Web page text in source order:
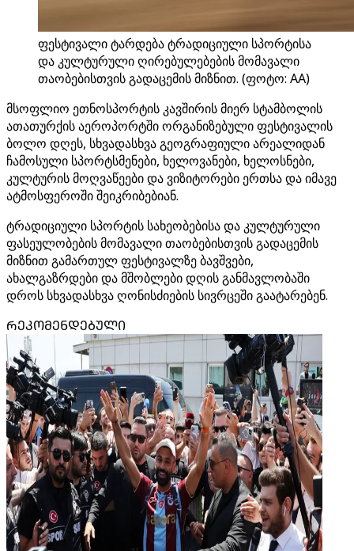
ფესტივალი ტარდება ტრადიციული სპორტისა
და კულტურული ღირებულებების მომავალი
თაობებისთვის გადაცემის მიზნით. (ფოტო: AA)
მსოფლიო ეთნოსპორტის კავშირის მიერ სტამბოლის
ათათურქის აეროპორტში ორგანიზებული ფესტივალის
ბოლო დღეს, სხვადასხვა გეოგრაფიული არეალიდან
ჩამოსული სპორტსმენები, ხელოვანები, ხელოსნები,
კულტურის მოღვაწეები და ვიზიტორები ერთსა და იმავე
ატმოსფეროში შეიკრიბებიან.
ტრადიციული სპორტის სახეობებისა და კულტურული
ფასეულობების მომავალი თაობებისთვის გადაცემის
მიზნით გამართულ ფესტივალზე ბავშვები,
ახალგაზრდები და მშობლები დღის განმავლობაში
დროს სხვადასხვა ღონისძიების სივრცეში გაატარებენ.
ᲠᲔᲙᲝᲛᲔᲜᲓᲔᲑᲣᲚᲘ